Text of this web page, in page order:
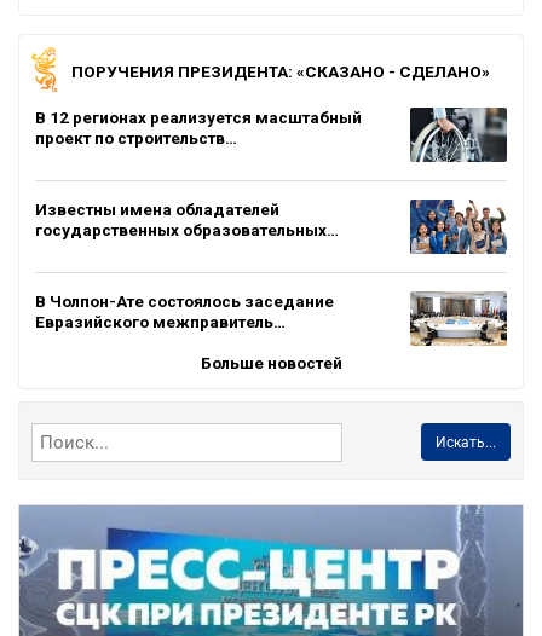
ПОРУЧЕНИЯ ПРЕЗИДЕНТА: «СКАЗАНО - СДЕЛАНО»
В 12 регионах реализуется масштабный
проект по строительств…
Известны имена обладателей
государственных образовательных…
В Чолпон-Ате состоялось заседание
Евразийского межправитель…
Больше новостей
Искать...